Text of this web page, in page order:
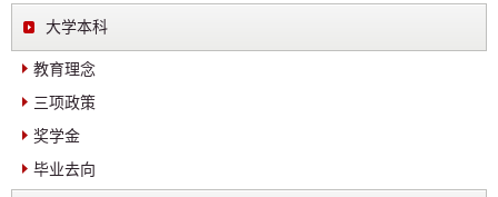
大学本科
教育理念
三项政策
奖学金
毕业去向